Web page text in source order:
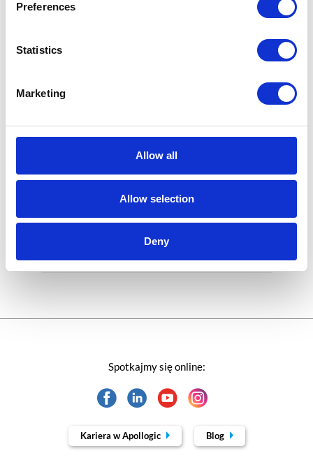
Preferences
Statistics
Marketing
Allow all
Allow selection
Deny
Inicjatywy pracowników
Rozwiązania Microsoft
Trendy w SAP-ie
Spotkajmy się online:
Kariera w Apollogic Blog